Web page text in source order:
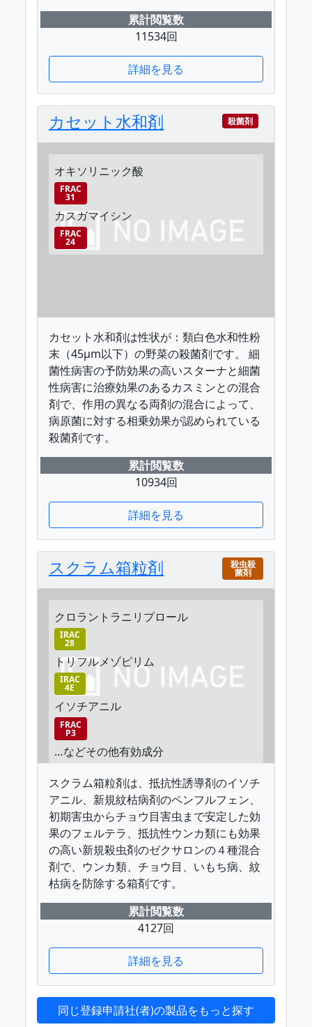
累計閲覧数
11534回
詳細を見る
カセット水和剤 殺菌剤
オキソリニック酸
FRAC
31
カスガマイシン
FRAC
24
カセット水和剤は性状が：類白色水和性粉
末（45μm以下）の野菜の殺菌剤です。 細
菌性病害の予防効果の高いスターナと細菌
性病害に治療効果のあるカスミンとの混合
剤で、作用の異なる両剤の混合によって、
病原菌に対する相乗効果が認められている
殺菌剤です。
累計閲覧数
10934回
詳細を見る
スクラム箱粒剤 殺虫殺
菌剤
クロラントラニリプロール
IRAC
28
トリフルメゾピリム
IRAC
4E
イソチアニル
FRAC
P3
…などその他有効成分
スクラム箱粒剤は、抵抗性誘導剤のイソチ
アニル、新規紋枯病剤のペンフルフェン、
初期害虫からチョウ目害虫まで安定した効
果のフェルテラ、抵抗性ウンカ類にも効果
の高い新規殺虫剤のゼクサロンの４種混合
剤で、ウンカ類、チョウ目、いもち病、紋
枯病を防除する箱剤です。
累計閲覧数
4127回
詳細を見る
同じ登録申請社(者)の製品をもっと探す